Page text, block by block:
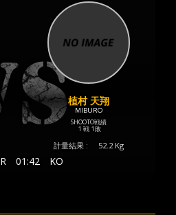
植村 天翔
MIBURO
SHOOTO戦績
1 戦 1敗
計量結果 : 52.2 Kg
R 01:42 KO